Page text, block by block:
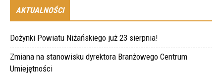
AKTUALNOŚCI
Dożynki Powiatu Niżańskiego już 23 sierpnia!
Zmiana na stanowisku dyrektora Branżowego Centrum
Umiejętności